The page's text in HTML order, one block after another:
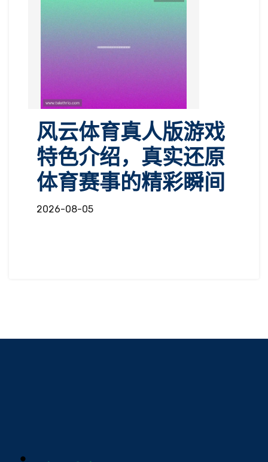
风云体育真人版游戏
特色介绍，真实还原
体育赛事的精彩瞬间
2026-08-05